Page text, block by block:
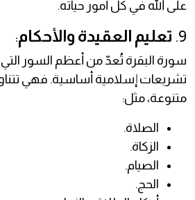
على الله في كل أمور حياته.
9. تعليم العقيدة والأحكام:
سورة البقرة تُعدّ من أعظم السور التي
تشريعات إسلامية أساسية. فهي
متنوعة، مثل:
الصلاة.
الزكاة.
الصيام.
الحج.